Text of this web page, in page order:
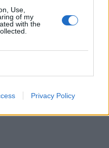
Use,
of my
with the
Privacy Policy